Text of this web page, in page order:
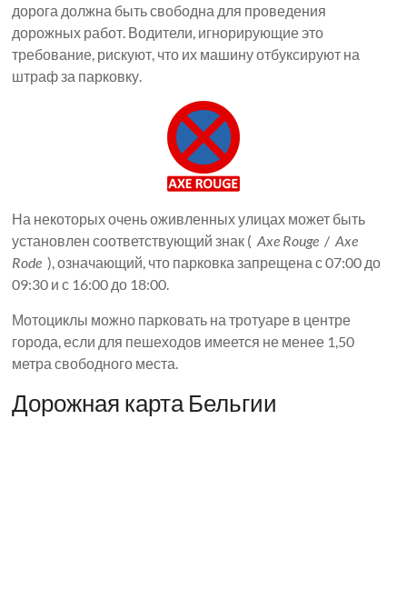
дорога должна быть свободна для проведения
дорожных работ. Водители, игнорирующие это
требование, рискуют, что их машину отбуксируют на
штраф за парковку.
На некоторых очень оживленных улицах может быть
установлен соответствующий знак (Axe Rouge /Axe
Rode ), означающий, что парковка запрещена с 07:00 до
09:30 и с 16:00 до 18:00.
Мотоциклы можно парковать на тротуаре в центре
города, если для пешеходов имеется не менее 1,50
метра свободного места.
Дорожная карта Бельгии